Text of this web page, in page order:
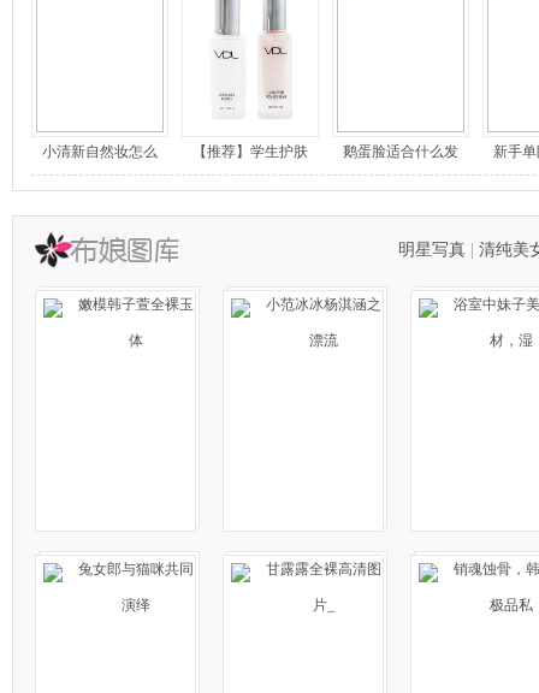
小清新自然妆怎么 【推荐】学生护肤 鹅蛋脸适合什么发 新手
明星写真 清纯美
嫩模韩子萱全裸玉
体
小范冰冰杨淇涵之
漂流
浴室中妹子
材，湿
兔女郎与猫咪共同
演绎
甘露露全裸高清图
片_
销魂蚀骨，
极品私